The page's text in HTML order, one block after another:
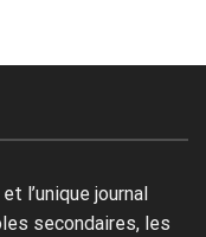
l’unique journal
secondaires, les